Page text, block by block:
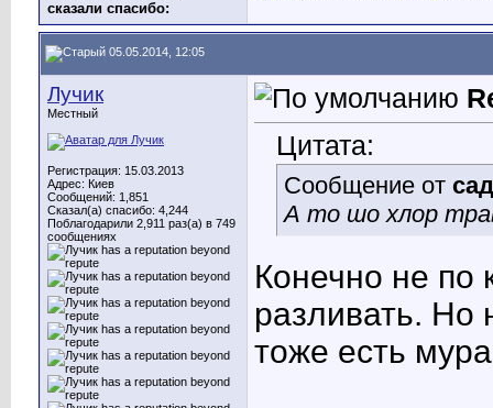
сказали cпасибо:
05.05.2014, 12:05
Лучик
Местный
Регистрация: 15.03.2013
Адрес: Киев
Сообщений: 1,851
Сказал(а) спасибо: 4,244
Поблагодарили 2,911 раз(а) в 749
сообщениях
Цитата:
Сообщение от
А то шо хлор
Конечно не по
разливать. Но
тоже есть